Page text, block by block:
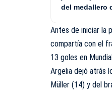
del medallero
Antes de iniciar la
compartía con el
13 goles en
Argelia dejó atrás
Müller (14) y del